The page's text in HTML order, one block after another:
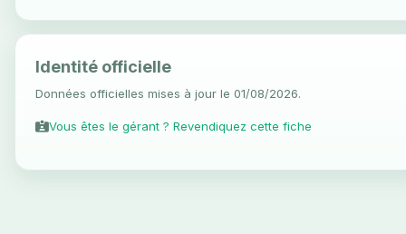
Identité officielle
Données officielles mises à jour le 01/08/2026.
Vous êtes le gérant ? Revendiquez cette fiche